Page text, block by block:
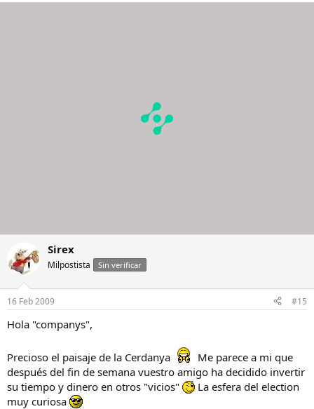
Sirex
Milpostista Sin verificar
16 Feb 2009 #15
Hola "companys",
Precioso el paisaje de la Cerdanya
Me parece a mi que
después del fin de semana vuestro amigo ha decidido invertir
su tiempo y dinero en otros "vicios"
La esfera del election
muy curiosa